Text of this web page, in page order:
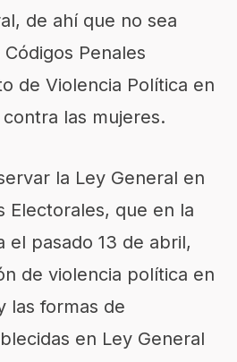
de ahí que no sea
Penales
de Violencia Política en
las mujeres.
la Ley General en
Electorales, que en la
el pasado 13 de abril,
de violencia política en
las formas de
en Ley General